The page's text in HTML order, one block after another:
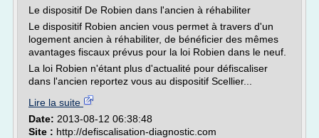
Le dispositif De Robien dans l'ancien à réhabiliter
Le dispositif Robien ancien vous permet à travers d'un
logement ancien à réhabiliter, de bénéficier des mêmes
avantages fiscaux prévus pour la loi Robien dans le neuf.
La loi Robien n'étant plus d'actualité pour défiscaliser
dans l'ancien reportez vous au dispositif Scellier...
Lire la suite
Date: 2013-08-12 06:38:48
Site : http://defiscalisation-diagnostic.com